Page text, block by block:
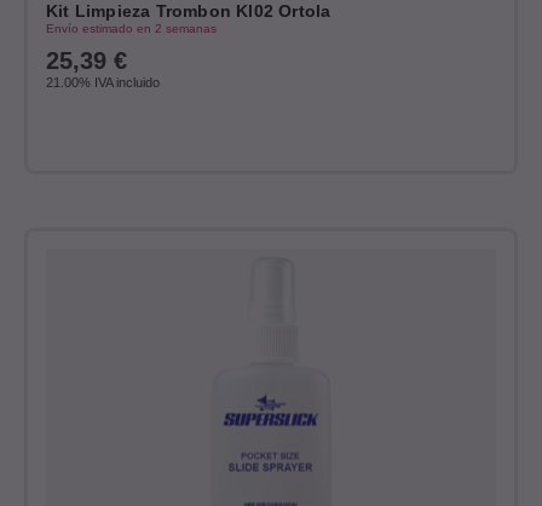
Kit Limpieza Trombon Kl02 Ortola
Envío estimado en 2 semanas
25,39 €
21.00% IVA incluido